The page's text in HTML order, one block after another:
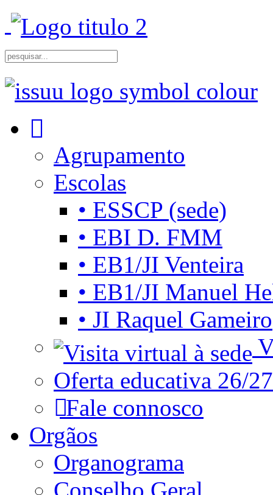
Agrupamento
Escolas
• ESSCP (sede)
• EBI D. FMM
• EB1/JI Venteira
• EB1/JI Manuel
• JI Raquel Gameiro
Oferta educativa 26/27
Fale connosco
Orgãos
Organograma
Conselho Geral